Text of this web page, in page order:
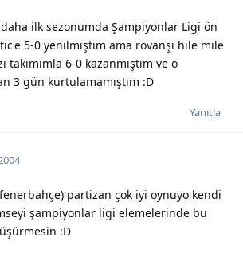
ilk sezonumda Şampiyonlar Ligi ön
5-0 yenilmiştim ama rövanşı hile mile
takımımla 6-0 kazanmıştım ve o
3 gün kurtulamamıştım :D
Yanıtla
partizan çok iyi oynuyo kendi
şampiyonlar ligi elemelerinde bu
:D